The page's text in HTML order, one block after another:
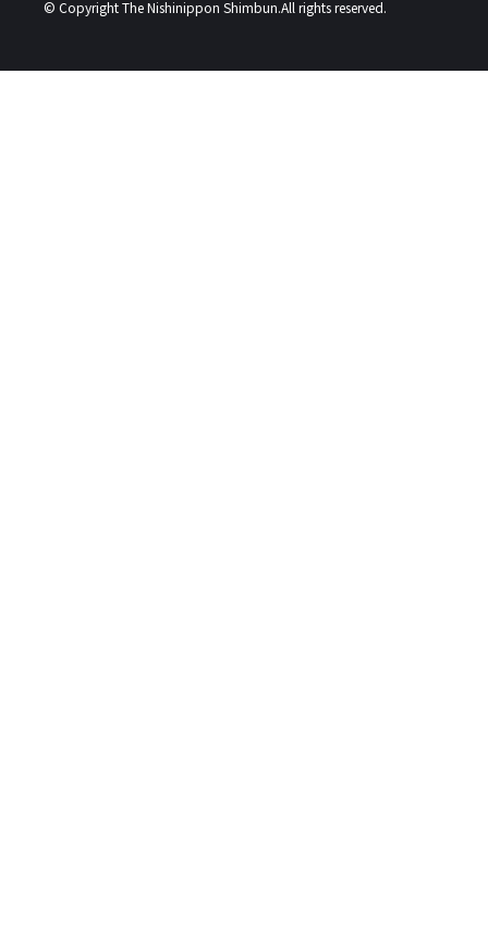
© Copyright The Nishinippon Shimbun.All rights reserved.